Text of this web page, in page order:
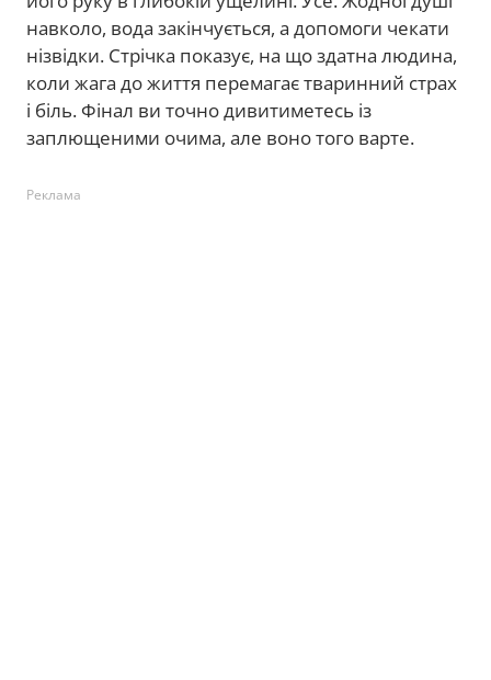
навколо, вода закінчується, а допомоги чекати
нізвідки. Стрічка показує, на що здатна людина,
коли жага до життя перемагає тваринний страх
і біль. Фінал ви точно дивитиметесь із
заплющеними очима, але воно того варте.
Реклама